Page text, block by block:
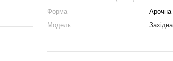
Форма
Арочна
Модель
Західна